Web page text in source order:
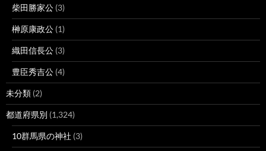
柴田勝家公 (3)
榊原康政公 (1)
織田信長公 (3)
豊臣秀吉公 (4)
未分類 (2)
都道府県別 (1,324)
10群馬県の神社 (3)